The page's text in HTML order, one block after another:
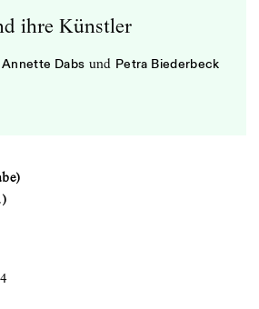
ihre Künstler
Annette Dabs und Petra Biederbeck